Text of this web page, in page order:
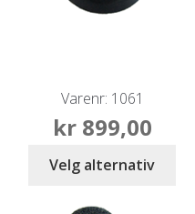
Varenr: 1061
kr899,00
Velg alternativ